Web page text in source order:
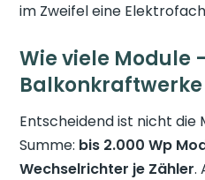
im Zweifel eine
Wie viele Module
Entscheidend ist nicht die
Summe: bis 2.000 Wp
Wechselrichter je Zähler.